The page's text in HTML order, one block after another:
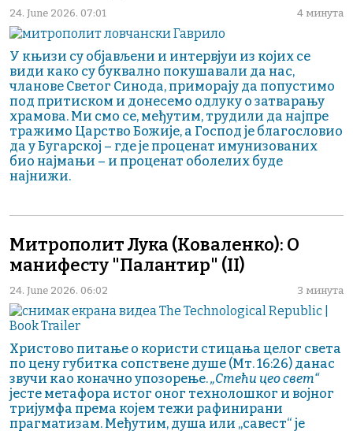
24. June 2026. 07:01 4 минута
У књизи су објављени и интервјуи из којих се
види како су буквално покушавали да нас,
чланове Светог Синода, приморају да попустимо
под притиском и донесемо одлуку о затварању
храмова. Ми смо се, међутим, трудили да најпре
тражимо Царство Божије, а Господ је благословио
да у Бугарској – где је проценат имунизованих
био најмањи – и проценат оболелих буде
најнижи.
Митрополит Лука (Коваленко): О
манифесту "Палантир" (II)
24. June 2026. 06:02 3 минута
Христово питање о користи стицања целог света
по цену губитка сопствене душе (Мт. 16:26) данас
звучи као коначно упозорење.„Стећи цео свет“
јесте метафора истог оног технолошког и војног
тријумфа према којем тежи рафинирани
прагматизам. Међутим, душа или „савест“ је